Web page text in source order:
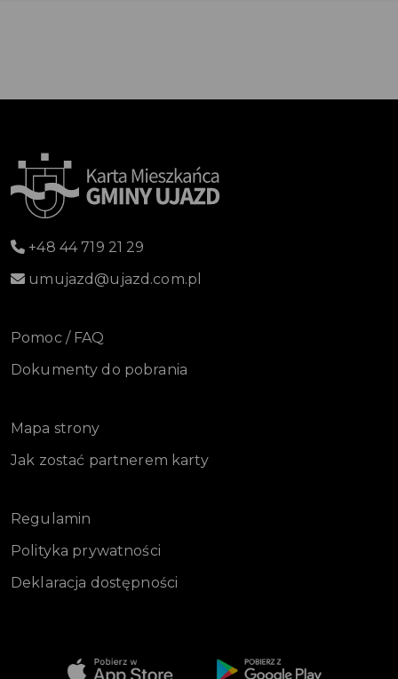
+48 44 719 21 29
umujazd@ujazd.com.pl
Pomoc / FAQ
Dokumenty do pobrania
Mapa strony
Jak zostać partnerem karty
Regulamin
Polityka prywatności
Deklaracja dostępności